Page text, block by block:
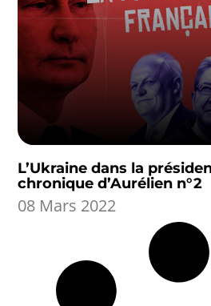
L’Ukraine dans la
chronique d’Aurélien n°2
08 Mars 2022